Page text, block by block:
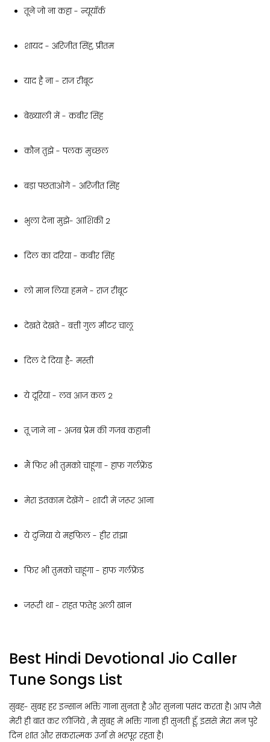
तूने जो ना कहा - न्यूयॉर्क
शायद - अरिजीत सिंह, प्रीतम
याद है ना - राज रीबूट
बेख्याली में - कबीर सिंह
कौन तुझे - पलक मुच्छल
बड़ा पछताओगे - अरिजीत सिंह
भुला देना मुझे- आशिकी 2
दिल का दरिया - कबीर सिंह
लो मान लिया हमने - राज रीबूट
देखते देखते - बत्ती गुल मीटर चालू
दिल दे दिया है- मस्ती
ये दूरियां - लव आज कल 2
तू जाने ना - अजब प्रेम की गजब कहानी
मैं फिर भी तुमको चाहूंगा - हाफ गर्लफ्रेंड
मेरा इंतकाम देखेंगे - शादी में जरूर आना
ये दुनिया ये महफ़िल - हीर रांझा
फिर भी तुमको चाहूंगा - हाफ गर्लफ्रेंड
जरूरी था - राहत फतेह अली खान
Best Hindi Devotional Jio Caller
Tune Songs List
सुबह- सुबह हर इन्सान भक्ति गाना सुनता है और सुनना पसंद करता है। आप जैसे
मेरी ही बात कर लीजिये , मै सुबह में भक्ति गाना ही सुनती हूँ, इससे मेरा मन पुरे
दिन शांत और सकरात्मक उर्जा से भरपूर रहता है।